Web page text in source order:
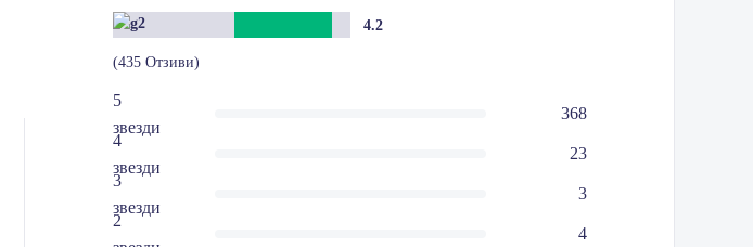
4.2
(435 Отзиви)
5
звезди
368
4
звезди
23
3
звезди
3
2
4